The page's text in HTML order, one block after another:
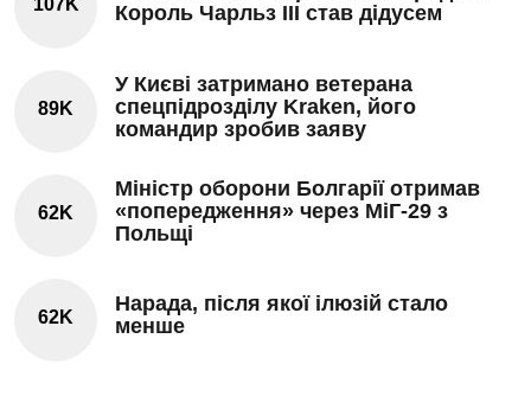
Король Чарльз III став дідусем
89K
У Києві затримано ветерана
спецпідрозділу Kraken, його
командир зробив заяву
62K
Міністр оборони Болгарії отримав
«попередження» через МіГ-29 з
Польщі
62K
Нарада, після якої ілюзій стало
менше